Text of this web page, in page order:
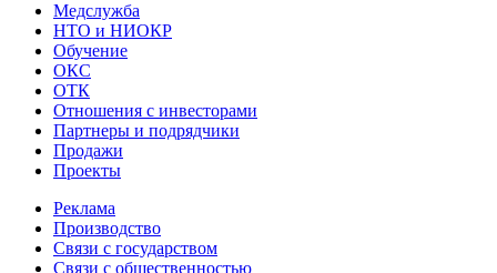
Медслужба
НТО и НИОКР
Обучение
ОКС
ОТК
Отношения с инвесторами
Партнеры и подрядчики
Продажи
Проекты
Реклама
Производство
Связи с государством
Связи с общественностью